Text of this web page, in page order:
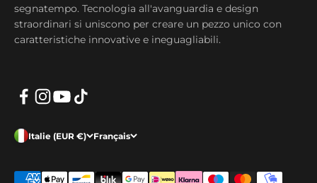
segnatempo. Tecnologia all'avanguardia e design
straordinari si uniscono per creare un pezzo unico con
caratteristiche innovative e ineguagliabili.
Italie (EUR €) Français